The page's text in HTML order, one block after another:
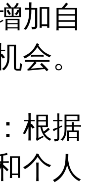
加自
会。
根据
个人